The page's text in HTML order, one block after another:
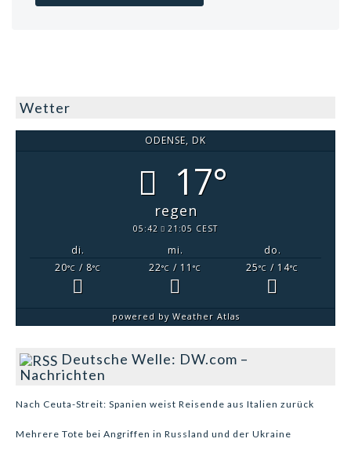
Wetter
ODENSE, DK
17°
regen
05:42 21:05 CEST
di. mi.
do.
20°C / 8°C 22°C / 11°C 25°C / 14°C
powered by Weather Atlas
Deutsche Welle: DW.com –
Nachrichten
Nach Ceuta-Streit: Spanien weist Reisende aus Italien zurück
Mehrere Tote bei Angriffen in Russland und der Ukraine